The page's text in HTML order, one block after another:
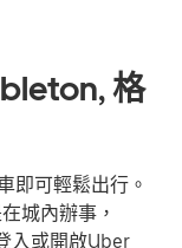
格
即可輕鬆出行。
城內辦事，
入或開啟Uber